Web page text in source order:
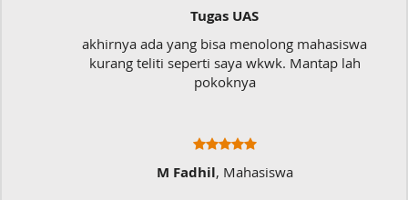
Tugas UAS
akhirnya ada yang bisa menolong mahasiswa
kurang teliti seperti saya wkwk. Mantap lah
pokoknya
M Fadhil, Mahasiswa